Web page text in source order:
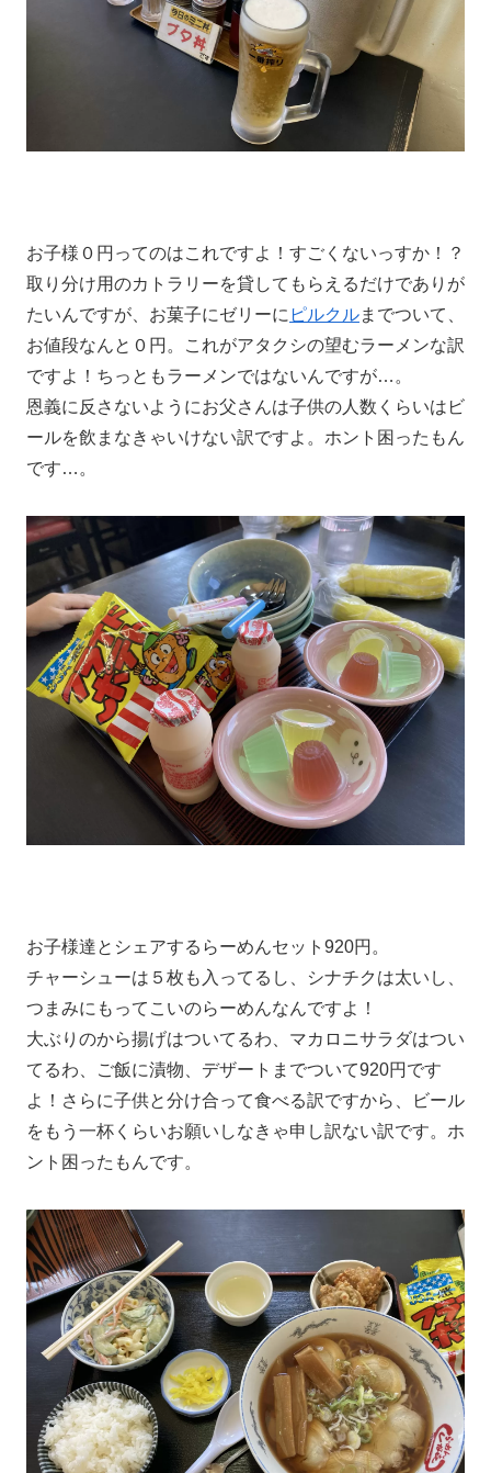
お子様０円ってのはこれですよ！すごくないっすか！？
取り分け用のカトラリーを貸してもらえるだけでありが
たいんですが、お菓子にゼリーに ピルクルまでついて、
お値段なんと０円。これがアタクシの望むラーメンな訳
ですよ！ちっともラーメンではないんですが…。
恩義に反さないようにお父さんは子供の人数くらいはビ
ールを飲まなきゃいけない訳ですよ。ホント困ったもん
です…。
お子様達とシェアするらーめんセット920円。
チャーシューは５枚も入ってるし、シナチクは太いし、
つまみにもってこいのらーめんなんですよ！
大ぶりのから揚げはついてるわ、マカロニサラダはつい
てるわ、ご飯に漬物、デザートまでついて920円です
よ！さらに子供と分け合って食べる訳ですから、ビール
をもう一杯くらいお願いしなきゃ申し訳ない訳です。ホ
ント困ったもんです。